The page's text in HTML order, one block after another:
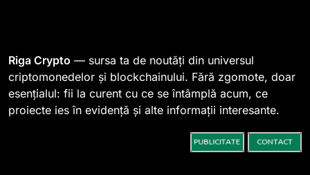
spre o depășire a pragului de
0,000005 dolari
STIRI
2
Regulamentul MiCA privind
serviciile crypto, obligatoriu de
la 1 iulie în România
Riga Crypto — sursa ta de noutăți din universul
criptomonedelor și blockchainului. Fără zgomote, doar
esențialul: fii la curent cu ce se întâmplă acum, ce
proiecte ies în evidență și alte informații interesante.